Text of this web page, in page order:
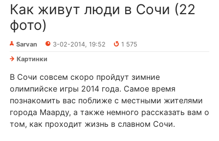
Как живут люди в Сочи (22
фото)
Sarvan 3-02-2014, 19:52
1 575
Картинки
В Сочи совсем скоро пройдут зимние
олимпийске игры 2014 года. Самое время
познакомить вас поближе с местными жителями
города Маарду, а также немного рассказать вам о
том, как проходит жизнь в славном Сочи.